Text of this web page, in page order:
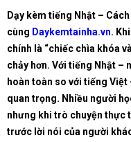
Dạy kèm tiếng Nhật –
cùng Daykemtainha.vn.
chính là “chiếc chìa khóa
chảy hơn. Với tiếng Nhật –
hoàn toàn so với tiếng Việt
quan trọng. Nhiều người
nhưng khi trò chuyện thực
trước lời nói của người